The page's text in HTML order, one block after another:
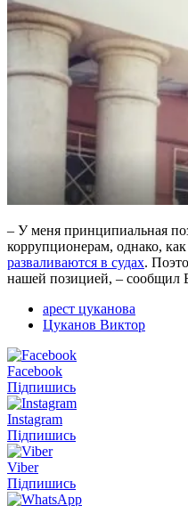
– У меня принципиальная
коррупционерам, однако,
разваливаются в судах.
нашей позицией, – сообщил
арест цуканова
Цуканов Виктор
Facebook
Підпишись
Instagram
Підпишись
Viber
Підпишись